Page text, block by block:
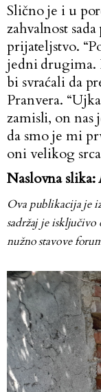
Slično je i u
zahvalnost
prijateljstvo.
jedni drugima.
bi svraćali da
Pranvera.
zamisli, on
da smo je mi
oni velikog
Naslovna slika:
Ova publikacija je
sadržaj je isključivo
nužno stavove